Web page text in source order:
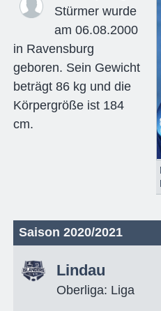
Stürmer wurde
am 06.08.2000
in Ravensburg
geboren. Sein Gewicht
beträgt 86 kg und die
Körpergröße ist 184
cm.
Saison 2020/2021
Lindau
Oberliga: Liga